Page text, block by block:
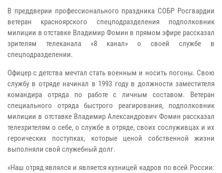
В преддверии профессионального праздника СОБР Росгвардии
ветеран красноярского спецподразделения подполковник
милиции в отставке Владимир Фомин в прямом эфире рассказал
зрителям телеканала «8 канал» о своей службе в
спецподразделении.
Офицер с детства мечтал стать военным и носить погоны. Свою
службу в отряде начинал в 1993 году в должности заместителя
командира отряда по работе с личным составом. Ветеран
специального отряда быстрого реагирования, подполковник
милиции в отставке Владимир Александрович Фомин рассказал
телезрителям о себе, о службе в отряде, своих сослуживцах и их
героических поступках, которые ценой собственной жизни
выполняли свой служебный долг.
«Наш отряд являлся и является кузницей кадров по всей России: